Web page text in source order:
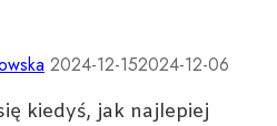
2024-12-152024-12-06
kiedyś, jak najlepiej